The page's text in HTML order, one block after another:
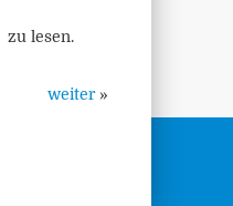
zu lesen.
weiter»